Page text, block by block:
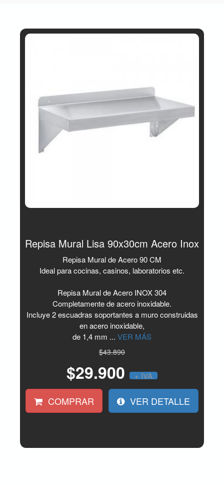
Repisa Mural Lisa 90x30cm Acero Inox
Repisa Mural de Acero 90 CM
Ideal para cocinas, casinos, laboratorios etc.
Repisa Mural de Acero INOX 304
Completamente de acero inoxidable.
Incluye 2 escuadras soportantes a muro construidas
en acero inoxidable,
de 1,4 mm ... VER MÁS
$43.890
$29.900 + IVA
COMPRAR VER DETALLE